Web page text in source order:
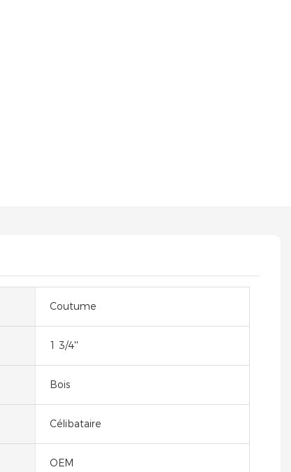
Coutume
1 3/4''
Bois
Célibataire
OEM